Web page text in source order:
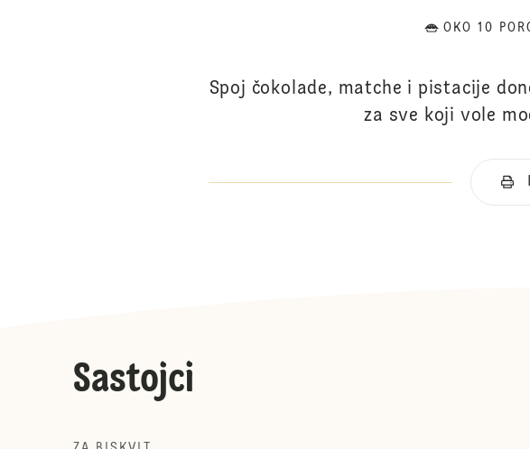
OKO 10
Spoj čokolade, matche i pistacije
za sve koji vole
Sastojci